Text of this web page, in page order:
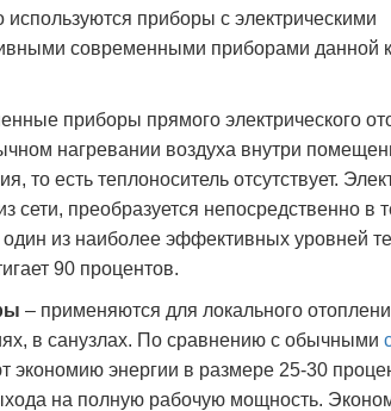
приборы с электрическими
современными приборами данной
приборы прямого электрического
нагревании воздуха внутри
то есть теплоноситель отсутствует.
сети, преобразуется непосредственно в
из наиболее эффективных уровней
90 процентов.
– применяются для локального
в санузлах. По сравнению с обычными
экономию энергии в размере 25-30
на полную рабочую мощность.